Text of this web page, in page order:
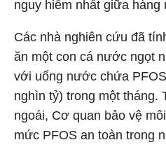
nguy hiểm nhất giữa hàng
Các nhà nghiên cứu đã
ăn một con cá nước ngọt
với uống nước chứa
nghìn tỷ) trong một tháng.
ngoái, Cơ quan bảo vệ
mức PFOS an toàn trong